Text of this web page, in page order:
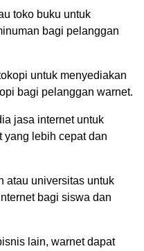
toko buku untuk
bagi pelanggan
untuk menyediakan
bagi pelanggan warnet.
jasa internet untuk
yang lebih cepat dan
atau universitas untuk
bagi siswa dan
lain, warnet dapat